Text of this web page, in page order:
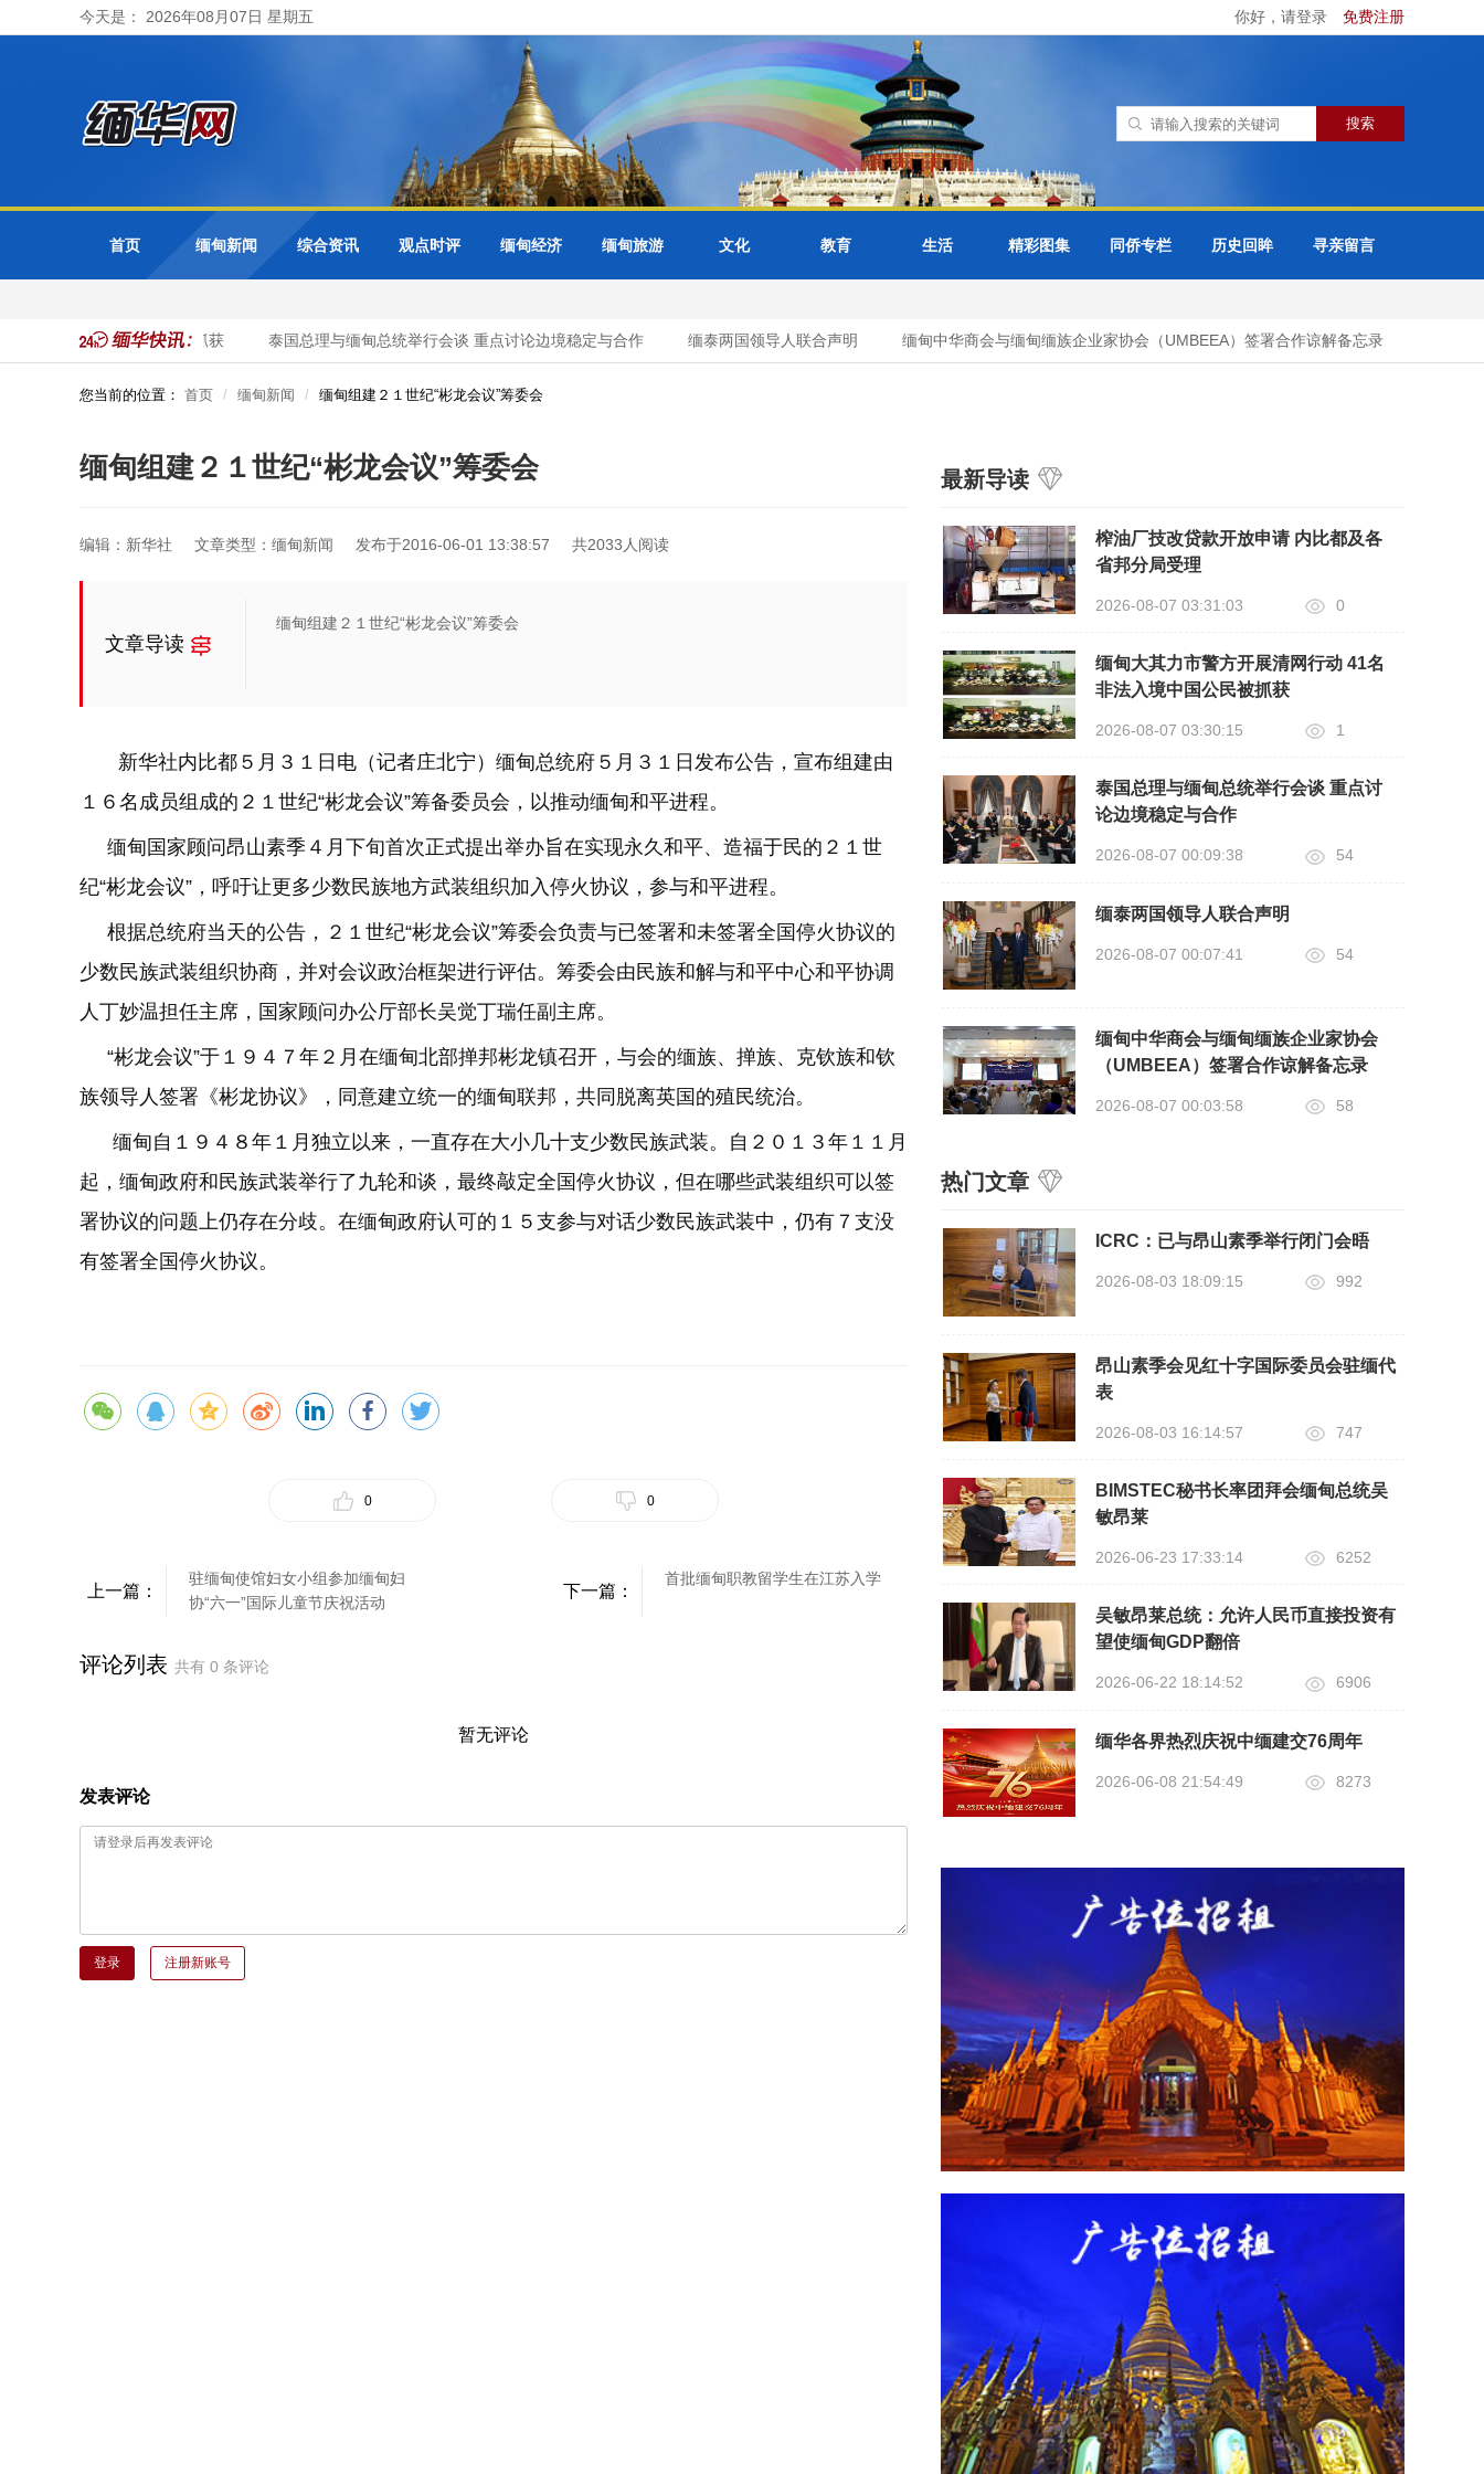
今天是： 2026年08月07日 星期五 你好，请登录 免费注册
首页 缅甸新闻 综合资讯 观点时评 缅甸经济 缅甸旅游 文化 教育 生活 精彩图集 同侨专栏 历史回眸 寻亲留言
名非法入境中国公民被抓获 泰国总理与缅甸总统举行会谈 重点讨论边境稳定与合作 缅泰两国领导人联合声明 缅甸中华商会与缅甸缅族企业家协会（UMBEEA）签署合作谅解备忘录
您当前的位置： 首页 缅甸新闻 缅甸组建２１世纪“彬龙会议”筹委会
缅甸组建２１世纪“彬龙会议”筹委会
编辑：新华社 文章类型：缅甸新闻 发布于2016-06-01 13:38:57 共2033人阅读
文章导读
缅甸组建２１世纪“彬龙会议”筹委会
新华社内比都５月３１日电（记者庄北宁）缅甸总统府５月３１日发布公告，宣布组建由
１６名成员组成的２１世纪“彬龙会议”筹备委员会，以推动缅甸和平进程。
缅甸国家顾问昂山素季４月下旬首次正式提出举办旨在实现永久和平、造福于民的２１世
纪“彬龙会议”，呼吁让更多少数民族地方武装组织加入停火协议，参与和平进程。
根据总统府当天的公告，２１世纪“彬龙会议”筹委会负责与已签署和未签署全国停火协议的
少数民族武装组织协商，并对会议政治框架进行评估。筹委会由民族和解与和平中心和平协调
人丁妙温担任主席，国家顾问办公厅部长吴觉丁瑞任副主席。
“彬龙会议”于１９４７年２月在缅甸北部掸邦彬龙镇召开，与会的缅族、掸族、克钦族和钦
族领导人签署《彬龙协议》，同意建立统一的缅甸联邦，共同脱离英国的殖民统治。
缅甸自１９４８年１月独立以来，一直存在大小几十支少数民族武装。自２０１３年１１月
起，缅甸政府和民族武装举行了九轮和谈，最终敲定全国停火协议，但在哪些武装组织可以签
署协议的问题上仍存在分歧。在缅甸政府认可的１５支参与对话少数民族武装中，仍有７支没
有签署全国停火协议。
0 0
上一篇：
驻缅甸使馆妇女小组参加缅甸妇
协“六一”国际儿童节庆祝活动
下一篇：
首批缅甸职教留学生在江苏入学
评论列表 共有 0 条评论
暂无评论
发表评论
登录 注册新账号
最新导读
榨油厂技改贷款开放申请 内比都及各
省邦分局受理
2026-08-07 03:31:03 0
缅甸大其力市警方开展清网行动 41名
非法入境中国公民被抓获
2026-08-07 03:30:15 1
泰国总理与缅甸总统举行会谈 重点讨
论边境稳定与合作
2026-08-07 00:09:38 54
缅泰两国领导人联合声明
2026-08-07 00:07:41 54
缅甸中华商会与缅甸缅族企业家协会
（UMBEEA）签署合作谅解备忘录
2026-08-07 00:03:58 58
热门文章
ICRC：已与昂山素季举行闭门会晤
2026-08-03 18:09:15 992
昂山素季会见红十字国际委员会驻缅代
表
2026-08-03 16:14:57 747
BIMSTEC秘书长率团拜会缅甸总统吴
敏昂莱
2026-06-23 17:33:14 6252
吴敏昂莱总统：允许人民币直接投资有
望使缅甸GDP翻倍
2026-06-22 18:14:52 6906
缅华各界热烈庆祝中缅建交76周年
2026-06-08 21:54:49 8273